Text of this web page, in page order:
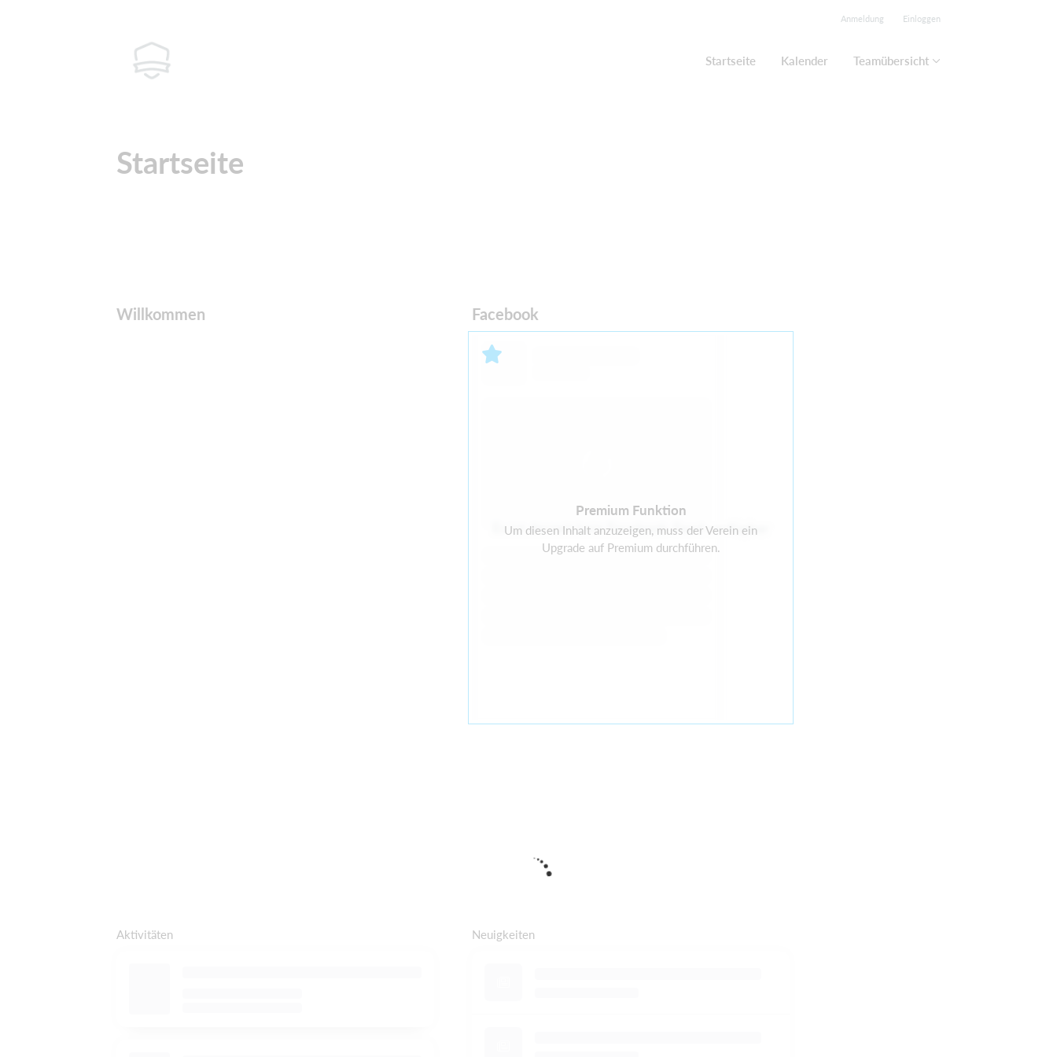
Anmeldung Einloggen
Startseite Kalender Teamübersicht
Startseite
Willkommen Facebook
Premium Funktion
Um diesen Inhalt anzuzeigen, muss der Verein ein
Upgrade auf Premium durchführen.
Es ist derzeit kein Facebook-Feed verfügbar
Aktivitäten Neuigkeiten